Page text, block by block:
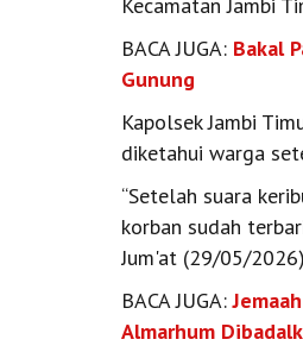
BACA JUGA: Bakal
Gunung
Kapolsek Jambi
diketahui warga
“Setelah suara
korban sudah
Jum'at (29/05/
BACA JUGA:
Almarhum